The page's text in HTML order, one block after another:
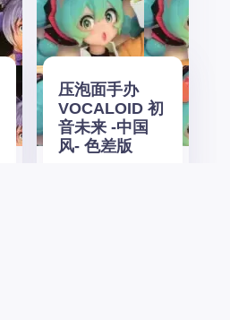
压泡面手办
VOCALOID 初
音未来 -中国
风- 色差版